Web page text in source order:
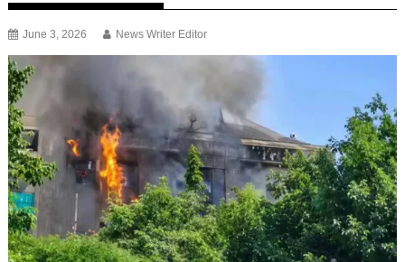
June 3, 2026 News Writer Editor